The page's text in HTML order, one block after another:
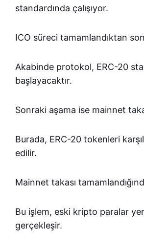
standardında çalışıyor.
ICO süreci tamamlandıktan
Akabinde protokol, ERC-20
başlayacaktır.
Sonraki aşama ise mainnet
Burada, ERC-20 tokenleri
edilir.
Mainnet takası
Bu işlem, eski kripto paralar
gerçekleşir.